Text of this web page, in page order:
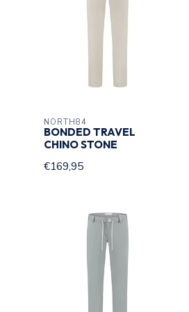
NORTH84
BONDED TRAVEL
CHINO STONE
€169,95